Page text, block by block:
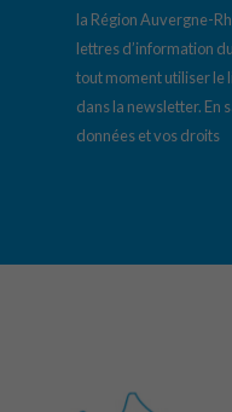
la Région Auvergne-
lettres d’information
tout moment utiliser le
dans la newsletter. En
données et vos droits